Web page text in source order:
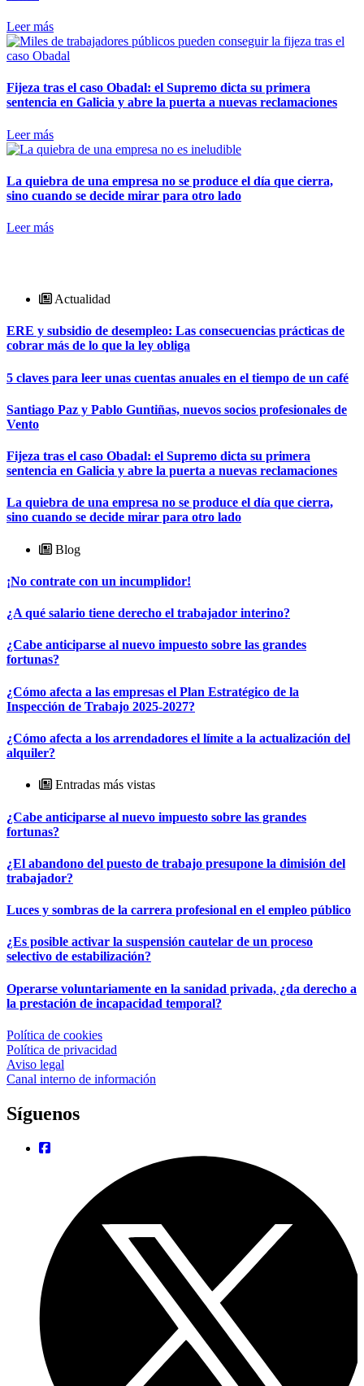
Leer más
Fijeza tras el caso Obadal: el Supremo dicta su primera
sentencia en Galicia y abre la puerta a nuevas reclamaciones
Leer más
La quiebra de una empresa no se produce el día que cierra,
sino cuando se decide mirar para otro lado
Leer más
Actualidad
ERE y subsidio de desempleo: Las consecuencias prácticas de
cobrar más de lo que la ley obliga
5 claves para leer unas cuentas anuales en el tiempo de un café
Santiago Paz y Pablo Guntiñas, nuevos socios profesionales de
Vento
Fijeza tras el caso Obadal: el Supremo dicta su primera
sentencia en Galicia y abre la puerta a nuevas reclamaciones
La quiebra de una empresa no se produce el día que cierra,
sino cuando se decide mirar para otro lado
Blog
¡No contrate con un incumplidor!
¿A qué salario tiene derecho el trabajador interino?
¿Cabe anticiparse al nuevo impuesto sobre las grandes
fortunas?
¿Cómo afecta a las empresas el Plan Estratégico de la
Inspección de Trabajo 2025-2027?
¿Cómo afecta a los arrendadores el límite a la actualización del
alquiler?
Entradas más vistas
¿Cabe anticiparse al nuevo impuesto sobre las grandes
fortunas?
¿El abandono del puesto de trabajo presupone la dimisión del
trabajador?
Luces y sombras de la carrera profesional en el empleo público
¿Es posible activar la suspensión cautelar de un proceso
selectivo de estabilización?
Operarse voluntariamente en la sanidad privada, ¿da derecho a
la prestación de incapacidad temporal?
Política de cookies
Política de privacidad
Aviso legal
Canal interno de información
Síguenos